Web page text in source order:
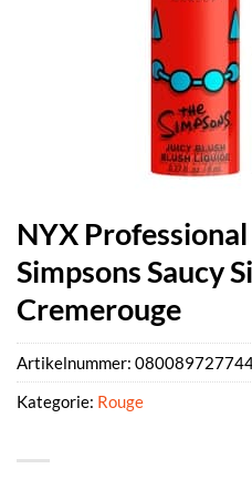
NYX
Simpsons Saucy
Cremerouge
Artikelnummer:
Kategorie: Rouge